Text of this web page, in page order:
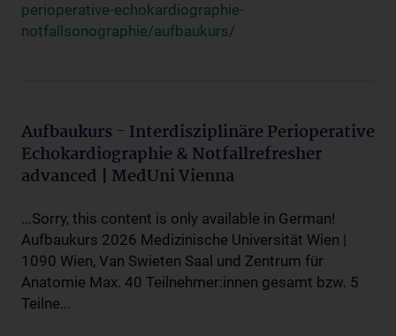
perioperative-echokardiographie-
notfallsonographie/aufbaukurs/
Aufbaukurs - Interdisziplinäre Perioperative
Echokardiographie & Notfallrefresher
advanced | MedUni Vienna
...Sorry, this content is only available in German!
Aufbaukurs 2026 Medizinische Universität Wien |
1090 Wien, Van Swieten Saal und Zentrum für
Anatomie Max. 40 Teilnehmer:innen gesamt bzw. 5
Teilne...